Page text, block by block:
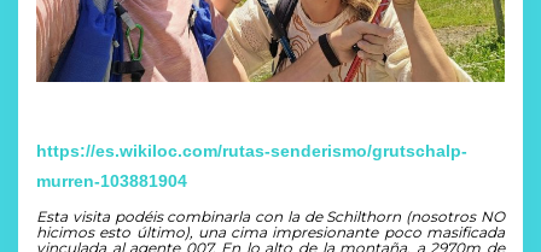
https://es.wikiloc.com/rutas-senderismo/grutschalp-
murren-103881904
Esta visita podéis combinarla con la de Schilthorn (nosotros NO
hicimos esto último), una cima impresionante poco masificada
vinculada al agente 007. En lo alto de la montaña, a 2970m de